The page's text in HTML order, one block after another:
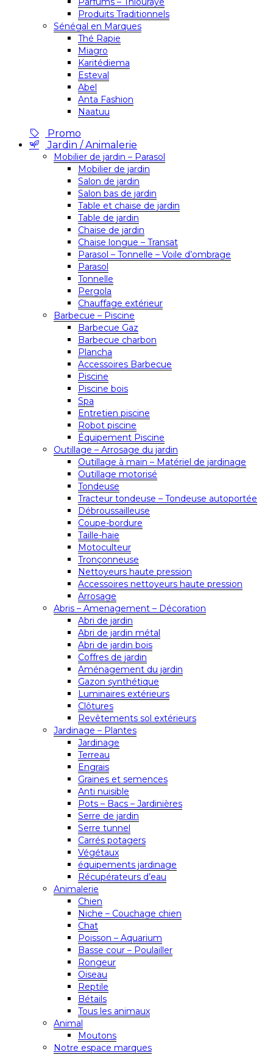
Produits Traditionnels
Sénégal en Marques
Thé Rapie
Miagro
Karitédiema
Esteval
Abel
Anta Fashion
Naatuu
Promo
Jardin / Animalerie
Mobilier de jardin – Parasol
Mobilier de jardin
Salon de jardin
Salon bas de jardin
Table et chaise de jardin
Table de jardin
Chaise de jardin
Chaise longue – Transat
Parasol – Tonnelle – Voile d’ombrage
Parasol
Tonnelle
Pergola
Chauffage extérieur
Barbecue – Piscine
Barbecue Gaz
Barbecue charbon
Plancha
Accessoires Barbecue
Piscine
Piscine bois
Spa
Entretien piscine
Robot piscine
Équipement Piscine
Outillage – Arrosage du jardin
Outillage à main – Matériel de jardinage
Outillage motorisé
Tondeuse
Tracteur tondeuse – Tondeuse autoportée
Débroussailleuse
Coupe-bordure
Taille-haie
Motoculteur
Tronçonneuse
Nettoyeurs haute pression
Accessoires nettoyeurs haute pression
Arrosage
Abris – Amenagement – Décoration
Abri de jardin
Abri de jardin métal
Abri de jardin bois
Coffres de jardin
Aménagement du jardin
Gazon synthétique
Luminaires extérieurs
Clôtures
Revêtements sol extérieurs
Jardinage – Plantes
Jardinage
Terreau
Engrais
Graines et semences
Anti nuisible
Pots – Bacs – Jardinières
Serre de jardin
Serre tunnel
Carrés potagers
Végétaux
équipements jardinage
Récupérateurs d’eau
Animalerie
Chien
Niche – Couchage chien
Chat
Poisson – Aquarium
Basse cour – Poulailler
Rongeur
Oiseau
Reptile
Bétails
Tous les animaux
Animal
Moutons
Notre espace marques